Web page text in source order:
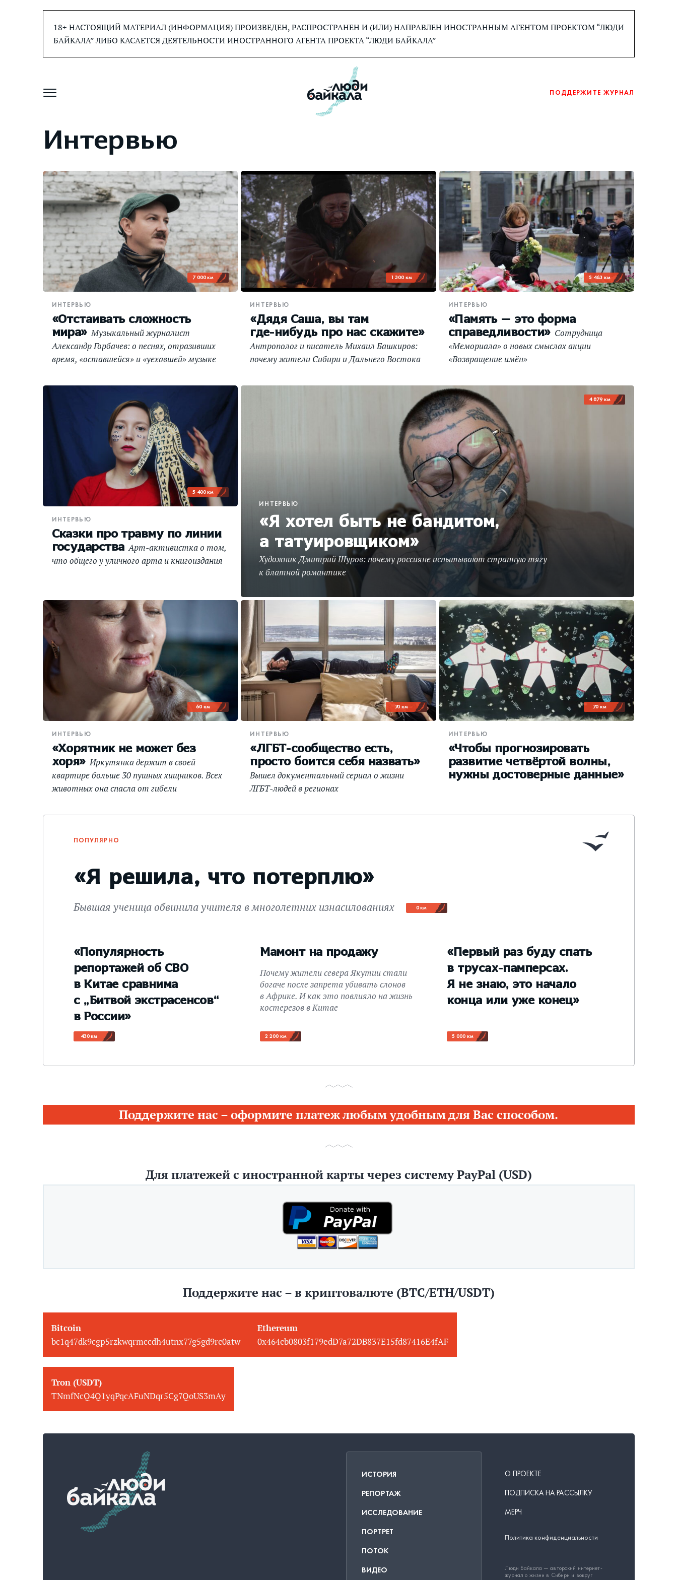
18+ НАСТОЯЩИЙ МАТЕРИАЛ (ИНФОРМАЦИЯ) ПРОИЗВЕДЕН, РАСПРОСТРАНЕН И (ИЛИ) НАПРАВЛЕН ИНОСТРАННЫМ АГЕНТОМ ПРОЕКТОМ “ЛЮДИ
БАЙКАЛА” ЛИБО КАСАЕТСЯ ДЕЯТЕЛЬНОСТИ ИНОСТРАННОГО АГЕНТА ПРОЕКТА “ЛЮДИ БАЙКАЛА”
ПОДДЕРЖИТЕ ЖУРНАЛ
Интервью
7 000 км
ИНТЕРВЬЮ
«Отстаивать сложность
мира»Музыкальный журналист
Александр Горбачев: о песнях, отразивших
время, «оставшейся» и «уехавшей» музыке
1 300 км
ИНТЕРВЬЮ
«Дядя Саша, вы там
где‑нибудь про нас скажите»
Антрополог и писатель Михаил Башкиров:
почему жители Сибири и Дальнего Востока
заступиться за них в Москве
5 463 км
ИНТЕРВЬЮ
«Память — это форма
справедливости» Сотрудница
«Мемориала» о новых смыслах акции
«Возвращение имён»
5 400 км
ИНТЕРВЬЮ
Сказки про травму по линии
государства Арт-активистка о том,
что общего у уличного арта и книгоиздания
4 879 км
ИНТЕРВЬЮ
«Я хотел быть не бандитом,
а татуировщиком»
Художник Дмитрий Шуров: почему россияне испытывают странную тягу
к блатной романтике
60 км
ИНТЕРВЬЮ
«Хорятник не может без
хоря»Иркутянка держит в своей
квартире больше 30 пушных хищников. Всех
животных она спасла от гибели
70 км
ИНТЕРВЬЮ
«ЛГБТ-сообщество есть,
просто боится себя назвать»
Вышел документальный сериал о жизни
ЛГБТ-людей в регионах
70 км
ИНТЕРВЬЮ
«Чтобы прогнозировать
развитие четвёртой волны,
нужны достоверные данные»
ПОПУЛЯРНО
«Я решила, что потерплю»
Бывшая ученица обвинила учителя в многолетних изнасилованиях 0 км
«Популярность
репортажей об СВО
в Китае сравнима
с „Битвой экстрасенсов“
в России»
430 км
Мамонт на продажу
Почему жители севера Якутии стали
богаче после запрета убивать слонов
в Африке. И как это повлияло на жизнь
костерезов в Китае
2 200 км
«Первый раз буду спать
в трусах-памперсах.
Я не знаю, это начало
конца или уже конец»
5 000 км
Поддержите нас – оформите платеж любым удобным для Вас способом.
Для платежей с иностранной карты через систему PayPal (USD)
Поддержите нас – в криптовалюте (BTC/ETH/USDT)
Bitcoin
bc1q47dk9cgp5rzkwqrmccdh4utnx77g5gd9rc0atw
Ethereum
0x464cb0803f179edD7a72DB837E15fd87416E4fAF
Tron (USDT)
TNmfNcQ4Q1yqPqcAFuNDqr5Cg7QoUS3mAy
ИСТОРИЯ
РЕПОРТАЖ
ИССЛЕДОВАНИЕ
ПОРТРЕТ
ПОТОК
ВИДЕО
О ПРОЕКТЕ
ПОДПИСКА НА РАССЫЛКУ
МЕРЧ
Политика конфиденциальности
Люди Байкала — авторский интернет-
журнал о жизни в Сибири и вокруг